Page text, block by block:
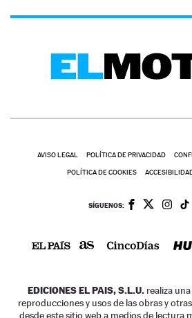
AVISO LEGAL POLÍTICA DE PRIVACIDAD
POLÍTICA DE COOKIES
SÍGUENOS:
EDICIONES EL PAIS, S.L.U. realiza
reproducciones y usos de las obras y
desde este sitio web a medios de lectura